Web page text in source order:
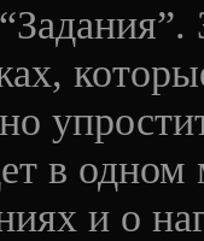
в
и о